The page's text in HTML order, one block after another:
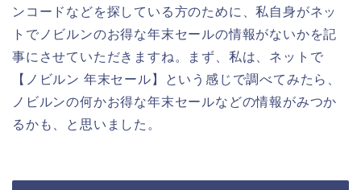
ンコードなどを探している方のために、私自身がネッ
トでノビルンのお得な年末セールの情報がないかを記
事にさせていただきますね。まず、私は、ネットで
【ノビルン 年末セール】という感じで調べてみたら、
ノビルンの何かお得な年末セールなどの情報がみつか
るかも、と思いました。